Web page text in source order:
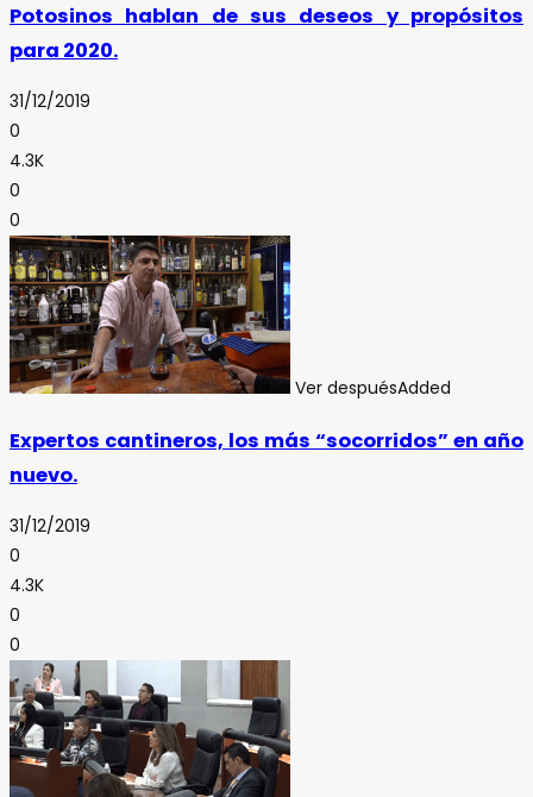
Potosinos hablan de sus deseos y propósitos
para 2020.
31/12/2019
0
4.3K
0
0
Ver despuésAdded
Expertos cantineros, los más “socorridos” en año
nuevo.
31/12/2019
0
4.3K
0
0